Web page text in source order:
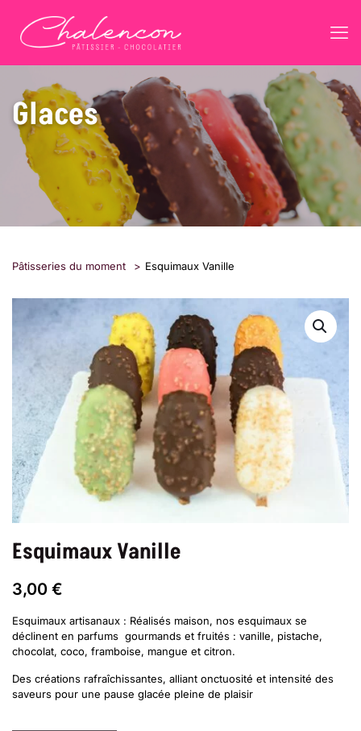
Glaces
Pâtisseries du moment > Esquimaux Vanille
Esquimaux Vanille
3,00 €
Esquimaux artisanaux : Réalisés maison, nos esquimaux se
déclinent en parfums gourmands et fruités : vanille, pistache,
chocolat, coco, framboise, mangue et citron.
Des créations rafraîchissantes, alliant onctuosité et intensité des
saveurs pour une pause glacée pleine de plaisir